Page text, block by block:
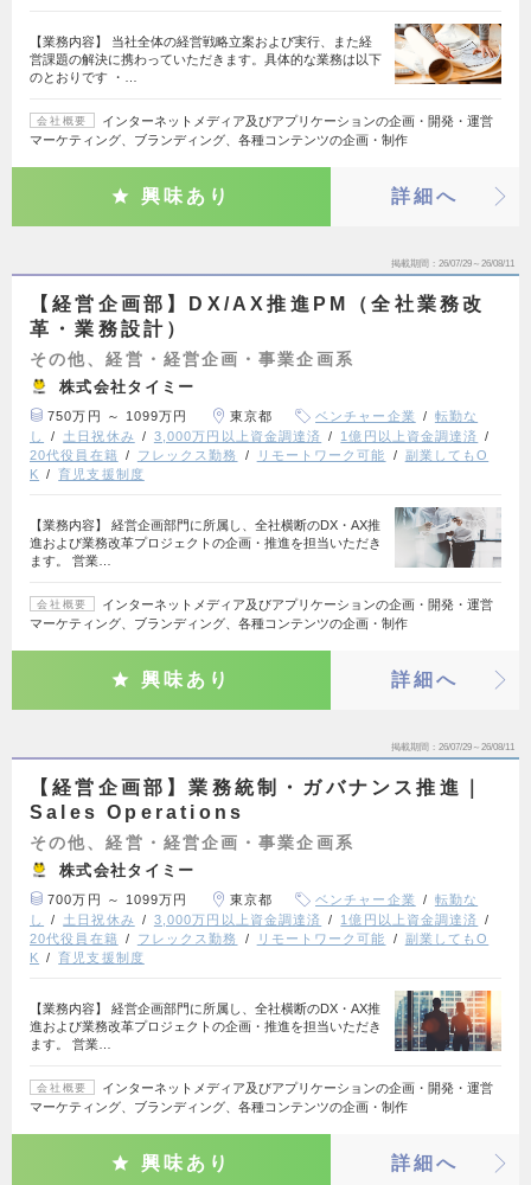
【業務内容】 当社全体の経営戦略立案および実行、また経
営課題の解決に携わっていただきます。具体的な業務は以下
のとおりです ・…
会社概要
インターネットメディア及びアプリケーションの企画・開発・運営
マーケティング、ブランディング、各種コンテンツの企画・制作
興味あり 詳細へ
掲載期間 26/07/29～26/08/11
【経営企画部】DX/AX推進PM（全社業務改
革・業務設計）
その他、経営・経営企画・事業企画系
株式会社タイミー
750万円 ～ 1099万円 東京都 ベンチャー企業
転勤な
し
土日祝休み 3,000万円以上資金調達済
1億円以上資金調達済
20代役員在籍
フレックス勤務 リモートワーク可能
副業してもO
K
育児支援制度
【業務内容】 経営企画部門に所属し、全社横断のDX・AX推
進および業務改革プロジェクトの企画・推進を担当いただき
ます。 営業…
会社概要
インターネットメディア及びアプリケーションの企画・開発・運営
マーケティング、ブランディング、各種コンテンツの企画・制作
興味あり 詳細へ
掲載期間 26/07/29～26/08/11
【経営企画部】業務統制・ガバナンス推進｜
Sales Operations
その他、経営・経営企画・事業企画系
株式会社タイミー
700万円 ～ 1099万円 東京都 ベンチャー企業
転勤な
し
土日祝休み 3,000万円以上資金調達済
1億円以上資金調達済
20代役員在籍
フレックス勤務 リモートワーク可能
副業してもO
K
育児支援制度
【業務内容】 経営企画部門に所属し、全社横断のDX・AX推
進および業務改革プロジェクトの企画・推進を担当いただき
ます。 営業…
会社概要
インターネットメディア及びアプリケーションの企画・開発・運営
マーケティング、ブランディング、各種コンテンツの企画・制作
興味あり 詳細へ